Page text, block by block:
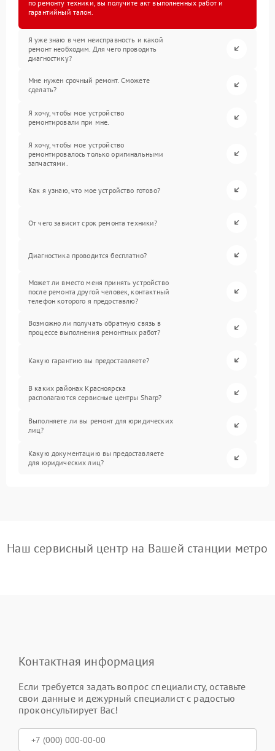
по ремонту техники, вы получите акт выполненных работ и
гарантийный талон.
Я уже знаю в чем неисправность и какой
ремонт необходим. Для чего проводить
диагностику?
Мне нужен срочный ремонт. Сможете
сделать?
Я хочу, чтобы мое устройство
ремонтировали при мне.
Я хочу, чтобы мое устройство
ремонтировалось только оригинальными
запчастями.
Как я узнаю, что мое устройство готово?
От чего зависит срок ремонта техники?
Диагностика проводится бесплатно?
Может ли вместо меня принять устройство
после ремонта другой человек, контактный
телефон которого я предоставлю?
Возможно ли получать обратную связь в
процессе выполнения ремонтных работ?
Какую гарантию вы предоставляете?
В каких районах Красноярска
располагаются сервисные центры Sharp?
Выполняете ли вы ремонт для юридических
лиц?
Какую документацию вы предоставляете
для юридических лиц?
Наш сервисный центр на Вашей станции метро
Контактная информация
Если требуется задать вопрос специалисту, оставьте
свои данные и дежурный специалист с радостью
проконсультирует Вас!